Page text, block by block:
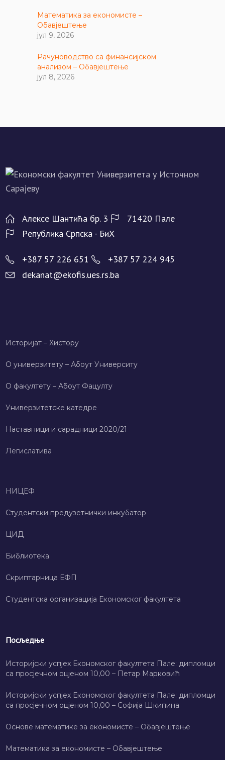
Математика за економисте –
Обавјештење
јул 9, 2026
Рачуноводство са финансијском
анализом – Обавјештење
јул 8, 2026
Алeксe Шантића бр. 3
71420 Палe
Рeпублика Српска - БиХ
+387 57 226 651
+387 57 224 945
dekanat@ekofis.ues.rs.ba
Историјат – Хисторy
О универзитету – Абоут Университy
О факултету – Абоут Фацултy
Универзитетске катедре
Наставници и сарадници 2020/21
Легислатива
НИЦЕФ
Студентски предузетнички инкубатор
ЦИД
Библиотека
Скриптарница ЕФП
Студентска организација Економског факултета
Посљедње
Историјски успјех Економског факултета Пале: дипломци
са просјечном оцјеном 10,00 – Петар Марковић
Историјски успјех Економског факултета Пале: дипломци
са просјечном оцјеном 10,00 – Софија Шкипина
Основе математике за економисте – Обавјештење
Математика за економисте – Обавјештење